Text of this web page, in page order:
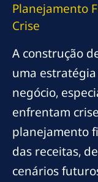
Planejamento
Crise
A construção
uma
negócio,
enfrentam
planejamento
das receitas,
cenários